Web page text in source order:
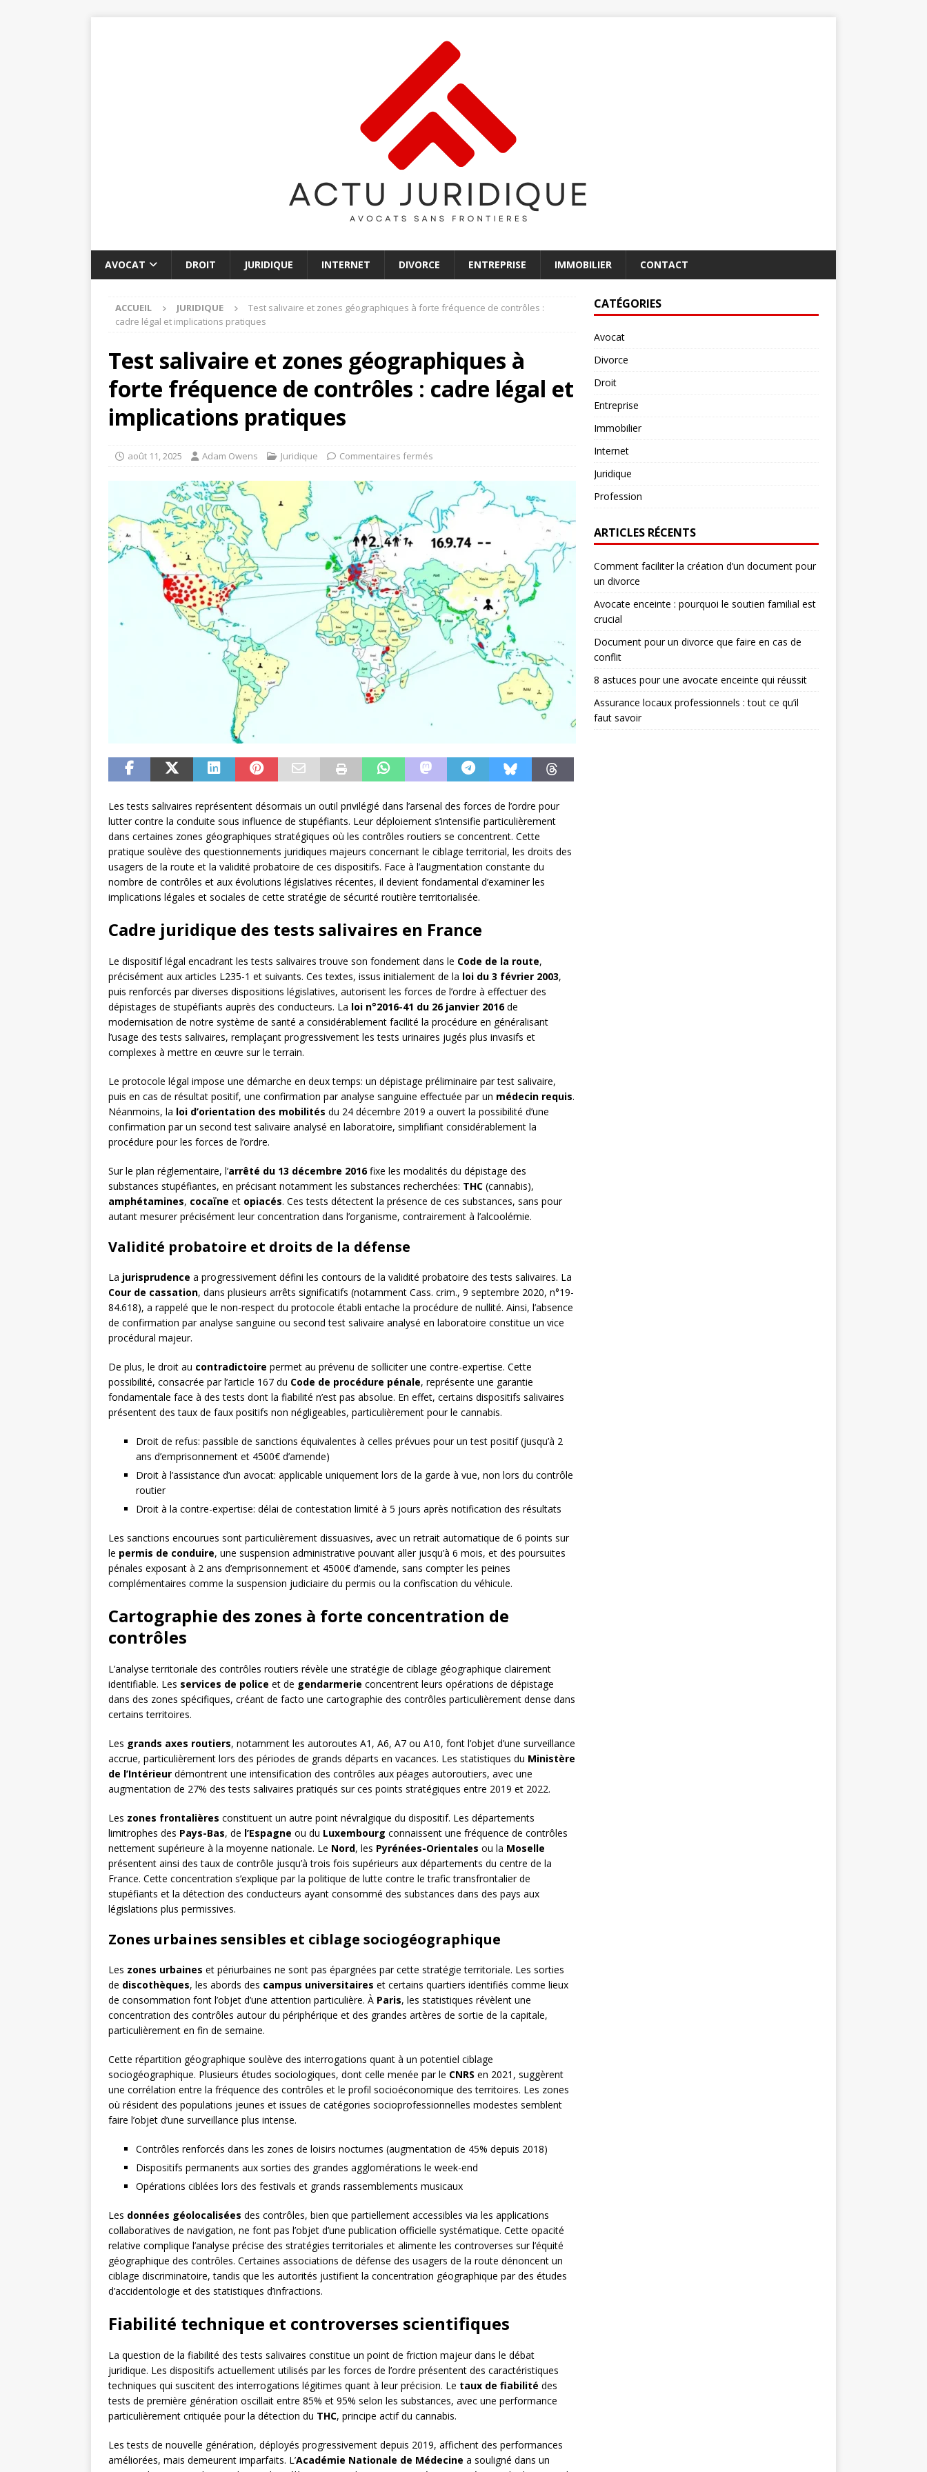
AVOCAT DROIT JURIDIQUE INTERNET DIVORCE ENTREPRISE IMMOBILIER CONTACT
ACCUEIL JURIDIQUE
Test salivaire et zones géographiques à forte fréquence de contrôles :
cadre légal et implications pratiques
Test salivaire et zones géographiques à
forte fréquence de contrôles : cadre légal et
implications pratiques
août 11, 2025 Adam Owens Juridique Commentaires fermés
Les tests salivaires représentent désormais un outil privilégié dans l’arsenal des forces de l’ordre pour
lutter contre la conduite sous influence de stupéfiants. Leur déploiement s’intensifie particulièrement
dans certaines zones géographiques stratégiques où les contrôles routiers se concentrent. Cette
pratique soulève des questionnements juridiques majeurs concernant le ciblage territorial, les droits des
usagers de la route et la validité probatoire de ces dispositifs. Face à l’augmentation constante du
nombre de contrôles et aux évolutions législatives récentes, il devient fondamental d’examiner les
implications légales et sociales de cette stratégie de sécurité routière territorialisée.
Cadre juridique des tests salivaires en France
Le dispositif légal encadrant les tests salivaires trouve son fondement dans le Code de la route,
précisément aux articles L235-1 et suivants. Ces textes, issus initialement de la loi du 3 février 2003,
puis renforcés par diverses dispositions législatives, autorisent les forces de l’ordre à effectuer des
dépistages de stupéfiants auprès des conducteurs. La loi n°2016-41 du 26 janvier 2016de
modernisation de notre système de santé a considérablement facilité la procédure en généralisant
l’usage des tests salivaires, remplaçant progressivement les tests urinaires jugés plus invasifs et
complexes à mettre en œuvre sur le terrain.
Le protocole légal impose une démarche en deux temps: un dépistage préliminaire par test salivaire,
puis en cas de résultat positif, une confirmation par analyse sanguine effectuée par un médecin requis.
Néanmoins, la loi d’orientation des mobilités du 24 décembre 2019 a ouvert la possibilité d’une
confirmation par un second test salivaire analysé en laboratoire, simplifiant considérablement la
procédure pour les forces de l’ordre.
Sur le plan réglementaire, l’arrêté du 13 décembre 2016fixe les modalités du dépistage des
substances stupéfiantes, en précisant notamment les substances recherchées: THC (cannabis),
amphétamines, cocaïne et opiacés. Ces tests détectent la présence de ces substances, sans pour
autant mesurer précisément leur concentration dans l’organisme, contrairement à l’alcoolémie.
Validité probatoire et droits de la défense
La jurisprudence a progressivement défini les contours de la validité probatoire des tests salivaires. La
Cour de cassation, dans plusieurs arrêts significatifs (notamment Cass. crim., 9 septembre 2020, n°19-
84.618), a rappelé que le non-respect du protocole établi entache la procédure de nullité. Ainsi, l’absence
de confirmation par analyse sanguine ou second test salivaire analysé en laboratoire constitue un vice
procédural majeur.
De plus, le droit au contradictoire permet au prévenu de solliciter une contre-expertise. Cette
possibilité, consacrée par l’article 167 du Code de procédure pénale, représente une garantie
fondamentale face à des tests dont la fiabilité n’est pas absolue. En effet, certains dispositifs salivaires
présentent des taux de faux positifs non négligeables, particulièrement pour le cannabis.
Droit de refus: passible de sanctions équivalentes à celles prévues pour un test positif (jusqu’à 2
ans d’emprisonnement et 4500€ d’amende)
Droit à l’assistance d’un avocat: applicable uniquement lors de la garde à vue, non lors du contrôle
routier
Droit à la contre-expertise: délai de contestation limité à 5 jours après notification des résultats
Les sanctions encourues sont particulièrement dissuasives, avec un retrait automatique de 6 points sur
le permis de conduire, une suspension administrative pouvant aller jusqu’à 6 mois, et des poursuites
pénales exposant à 2 ans d’emprisonnement et 4500€ d’amende, sans compter les peines
complémentaires comme la suspension judiciaire du permis ou la confiscation du véhicule.
Cartographie des zones à forte concentration de
contrôles
L’analyse territoriale des contrôles routiers révèle une stratégie de ciblage géographique clairement
identifiable. Les services de police et de gendarmerie concentrent leurs opérations de dépistage
dans des zones spécifiques, créant de facto une cartographie des contrôles particulièrement dense dans
certains territoires.
Les grands axes routiers, notamment les autoroutes A1, A6, A7 ou A10, font l’objet d’une surveillance
accrue, particulièrement lors des périodes de grands départs en vacances. Les statistiques du Ministère
de l’Intérieur démontrent une intensification des contrôles aux péages autoroutiers, avec une
augmentation de 27% des tests salivaires pratiqués sur ces points stratégiques entre 2019 et 2022.
Les zones frontalières constituent un autre point névralgique du dispositif. Les départements
limitrophes des Pays-Bas, de l’Espagne ou du Luxembourg connaissent une fréquence de contrôles
nettement supérieure à la moyenne nationale. Le Nord, les Pyrénées-Orientales ou la Moselle
présentent ainsi des taux de contrôle jusqu’à trois fois supérieurs aux départements du centre de la
France. Cette concentration s’explique par la politique de lutte contre le trafic transfrontalier de
stupéfiants et la détection des conducteurs ayant consommé des substances dans des pays aux
législations plus permissives.
Zones urbaines sensibles et ciblage sociogéographique
Les zones urbaines et périurbaines ne sont pas épargnées par cette stratégie territoriale. Les sorties
de discothèques, les abords des campus universitaires et certains quartiers identifiés comme lieux
de consommation font l’objet d’une attention particulière. À Paris, les statistiques révèlent une
concentration des contrôles autour du périphérique et des grandes artères de sortie de la capitale,
particulièrement en fin de semaine.
Cette répartition géographique soulève des interrogations quant à un potentiel ciblage
sociogéographique. Plusieurs études sociologiques, dont celle menée par le CNRS en 2021, suggèrent
une corrélation entre la fréquence des contrôles et le profil socioéconomique des territoires. Les zones
où résident des populations jeunes et issues de catégories socioprofessionnelles modestes semblent
faire l’objet d’une surveillance plus intense.
Contrôles renforcés dans les zones de loisirs nocturnes (augmentation de 45% depuis 2018)
Dispositifs permanents aux sorties des grandes agglomérations le week-end
Opérations ciblées lors des festivals et grands rassemblements musicaux
Les données géolocalisées des contrôles, bien que partiellement accessibles via les applications
collaboratives de navigation, ne font pas l’objet d’une publication officielle systématique. Cette opacité
relative complique l’analyse précise des stratégies territoriales et alimente les controverses sur l’équité
géographique des contrôles. Certaines associations de défense des usagers de la route dénoncent un
ciblage discriminatoire, tandis que les autorités justifient la concentration géographique par des études
d’accidentologie et des statistiques d’infractions.
Fiabilité technique et controverses scientifiques
La question de la fiabilité des tests salivaires constitue un point de friction majeur dans le débat
juridique. Les dispositifs actuellement utilisés par les forces de l’ordre présentent des caractéristiques
techniques qui suscitent des interrogations légitimes quant à leur précision. Le taux de fiabilité des
tests de première génération oscillait entre 85% et 95% selon les substances, avec une performance
particulièrement critiquée pour la détection du THC, principe actif du cannabis.
Les tests de nouvelle génération, déployés progressivement depuis 2019, affichent des performances
améliorées, mais demeurent imparfaits. L’Académie Nationale de Médecine a souligné dans un
CATÉGORIES
Avocat
Divorce
Droit
Entreprise
Immobilier
Internet
Juridique
Profession
ARTICLES RÉCENTS
Comment faciliter la création d’un document pour
un divorce
Avocate enceinte : pourquoi le soutien familial est
crucial
Document pour un divorce que faire en cas de
conflit
8 astuces pour une avocate enceinte qui réussit
Assurance locaux professionnels : tout ce qu’il
faut savoir